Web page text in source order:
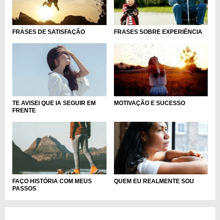
FRASES DE SATISFAÇÃO FRASES SOBRE EXPERIÊNCIA
TE AVISEI QUE IA SEGUIR EM
FRENTE
MOTIVAÇÃO E SUCESSO
FAÇO HISTÓRIA COM MEUS
PASSOS
QUEM EU REALMENTE SOU